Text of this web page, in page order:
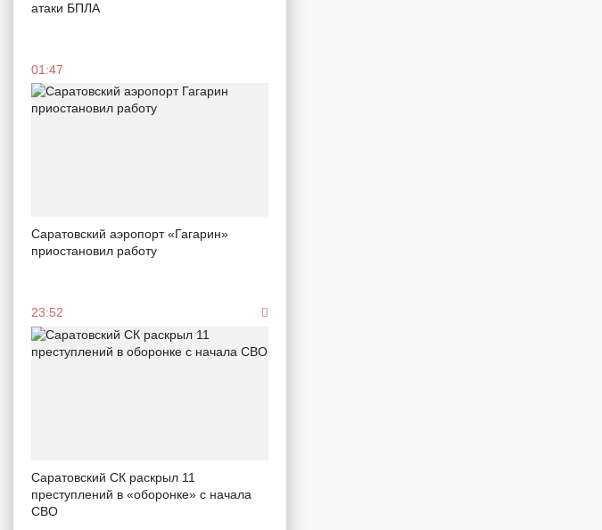
атаки БПЛА
01:47
Саратовский аэропорт «Гагарин»
приостановил работу
23:52
Саратовский СК раскрыл 11
преступлений в «оборонке» с начала
СВО